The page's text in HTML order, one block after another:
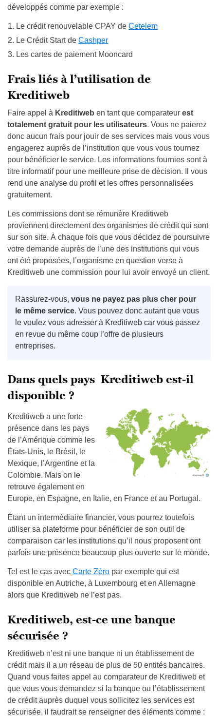
développés comme par exemple :
Le crédit renouvelable CPAY de Cetelem
Le Crédit Start de Cashper
Les cartes de paiement Mooncard
Frais liés à l’utilisation de
Kreditiweb
Faire appel à Kreditiweb en tant que comparateur est
totalement gratuit pour les utilisateurs. Vous ne paierez
donc aucun frais pour jouir de ses services mais vous vous
engagerez auprès de l’institution que vous vous tournez
pour bénéficier le service. Les informations fournies sont à
titre informatif pour une meilleure prise de décision. Il vous
rend une analyse du profil et les offres personnalisées
gratuitement.
Les commissions dont se rémunère Kreditiweb
proviennent directement des organismes de crédit qui sont
sur son site. À chaque fois que vous décidez de poursuivre
votre demande auprès de l’une des institutions qui vous
ont été proposées, l’organisme en question verse à
Kreditiweb une commission pour lui avoir envoyé un client.
Rassurez-vous, vous ne payez pas plus cher pour
le même service. Vous pouvez donc autant que vous
le voulez vous adresser à Kreditiweb car vous passez
en revue du même coup l’offre de plusieurs
entreprises.
Dans quels pays Kreditiweb est-il
disponible ?
Kreditiweb a une forte
présence dans les pays
de l’Amérique comme les
États-Unis, le Brésil, le
Mexique, l’Argentine et la
Colombie. Mais on le
retrouve également en
Europe, en Espagne, en Italie, en France et au Portugal.
Étant un intermédiaire financier, vous pourrez toutefois
utiliser sa plateforme pour bénéficier de son outil de
comparaison car les institutions qu’il nous proposent ont
parfois une présence beaucoup plus ouverte sur le monde.
Tel est le cas avec Carte Zéro par exemple qui est
disponible en Autriche, à Luxembourg et en Allemagne
alors que Kreditiweb ne l’est pas.
Kreditiweb, est-ce une banque
sécurisée ?
Kreditiweb n’est ni une banque ni un établissement de
crédit mais il a un réseau de plus de 50 entités bancaires.
Quand vous faites appel au comparateur de Kreditiweb et
que vous vous demandez si la banque ou l’établissement
de crédit auprès duquel vous sollicitez les services est
sécurisée, il faudrait se renseigner des éléments comme :